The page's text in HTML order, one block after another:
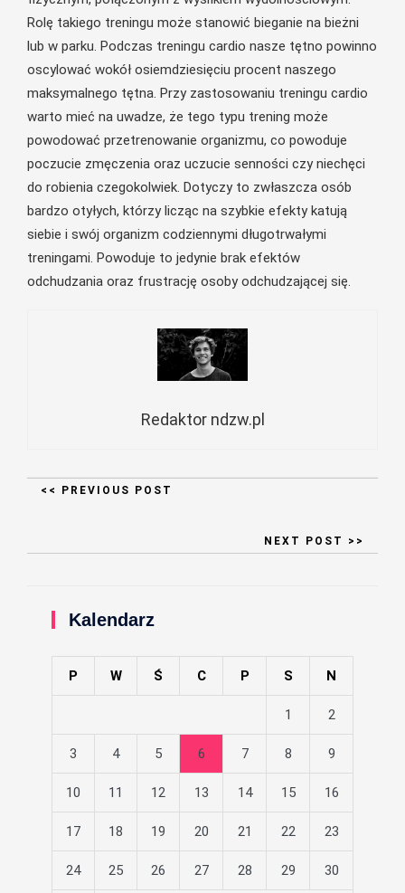
Rolę takiego treningu może stanowić bieganie na bieżni
lub w parku. Podczas treningu cardio nasze tętno powinno
oscylować wokół osiemdziesięciu procent naszego
maksymalnego tętna. Przy zastosowaniu treningu cardio
warto mieć na uwadze, że tego typu trening może
powodować przetrenowanie organizmu, co powoduje
poczucie zmęczenia oraz uczucie senności czy niechęci
do robienia czegokolwiek. Dotyczy to zwłaszcza osób
bardzo otyłych, którzy licząc na szybkie efekty katują
siebie i swój organizm codziennymi długotrwałymi
treningami. Powoduje to jedynie brak efektów
odchudzania oraz frustrację osoby odchudzającej się.
Redaktor ndzw.pl
<< PREVIOUS POST
NEXT POST >>
Kalendarz
P W Ś C P S N
1 2
3 4 5 6 7 8 9
10 11 12 13 14 15 16
17 18 19 20 21 22 23
24 25 26 27 28 29 30